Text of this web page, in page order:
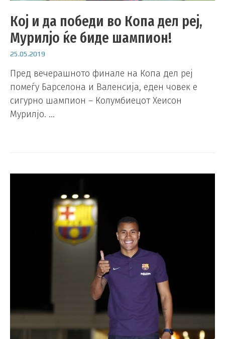
Кој и да победи во Копа дел реј,
Мурилјо ќе биде шампион!
25.05.2019
Пред вечерашното финале на Копа дел реј
помеѓу Барселона и Валенсија, еден човек е
сигурно шампион – Колумбиецот Хеисон
Мурилјо. …